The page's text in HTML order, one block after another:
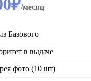
/месяц
Базового
в выдаче
фото (10 шт)